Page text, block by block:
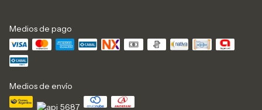
Medios de pago
Medios de envío